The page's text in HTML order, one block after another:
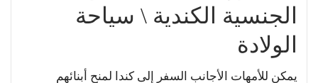
الجنسية الكندية \ سياحة
الولادة
يمكن للأمهات الأجانب السفر إلى كندا لمنح أبنائهم